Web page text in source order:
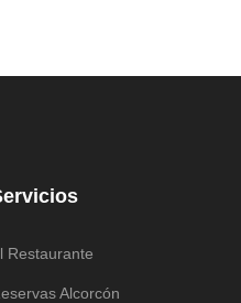
Restaurante
Alcorcón